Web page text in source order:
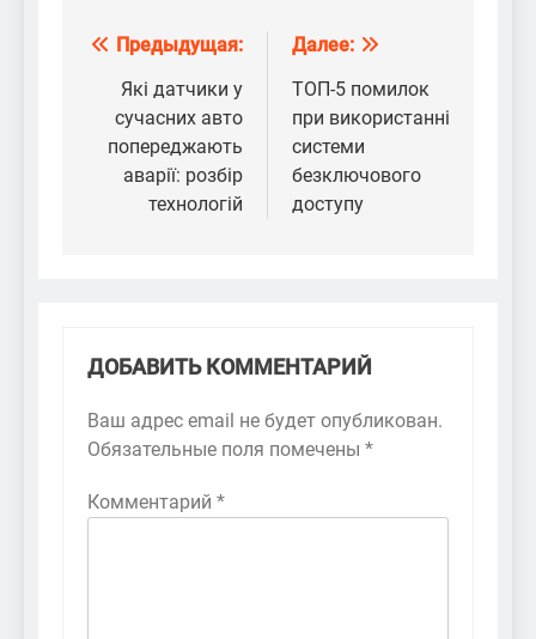
Навигация
записям
Предыдущая:
Які датчики у
сучасних авто
попереджають
аварії: розбір
технологій
Далее:
ТОП-5 помилок
при використанні
системи
безключового
доступу
ДОБАВИТЬ КОММЕНТАРИЙ
Ваш адрес email не будет опубликован.
Обязательные поля помечены *
Комментарий *